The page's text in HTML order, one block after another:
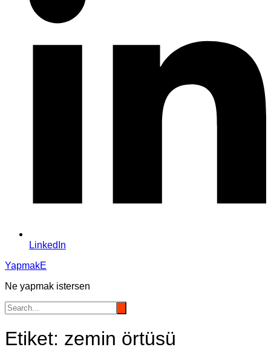
LinkedIn
YapmakE
Ne yapmak istersen
Etiket: zemin örtüsü